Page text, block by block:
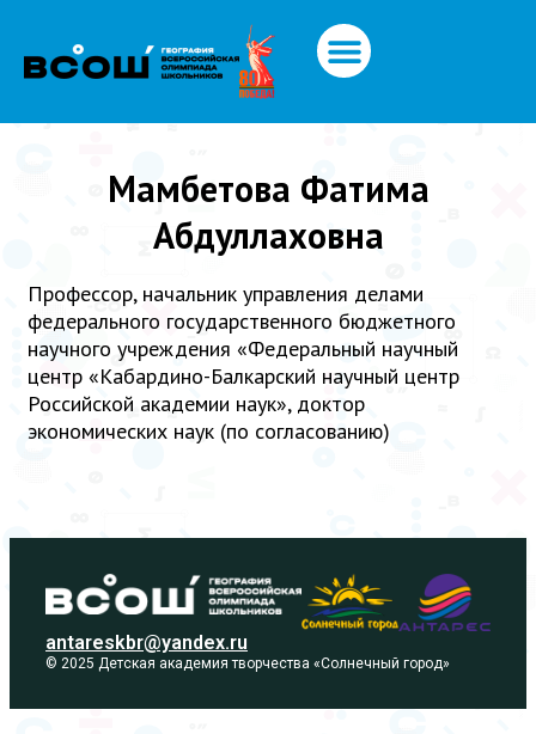
Мамбетова Фатима
Абдуллаховна
Профессор, начальник управления делами
федерального государственного бюджетного
научного учреждения «Федеральный научный
центр «Кабардино-Балкарский научный центр
Российской академии наук», доктор
экономических наук (по согласованию)
antareskbr@yandex.ru
© 2025 Детская академия творчества «Солнечный город»